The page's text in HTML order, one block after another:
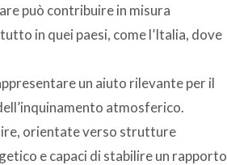
può contribuire in misura
in quei paesi, come l’Italia, dove
un aiuto rilevante per il
atmosferico.
orientate verso strutture
e capaci di stabilire un rapporto